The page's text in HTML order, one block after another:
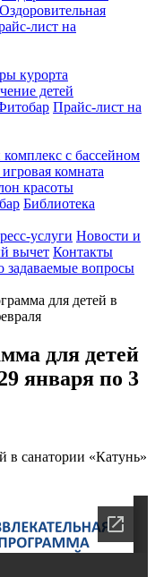
Оздоровительная
лист на
курорта
детей
Прайс-лист на
с бассейном
комната
красоты
Библиотека
услуги Новости и
вычет Контакты
задаваемые вопросы
для детей в
для детей
января по 3